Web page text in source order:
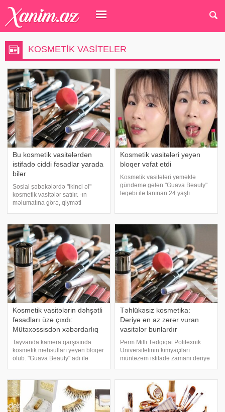
KOSMETIK VASITELER
Bu kosmetik vasitələrdən
istifadə ciddi fəsadlar yarada
bilər
Sosial şəbəkələrdə "ikinci əl"
kosmetik vasitələr satılır. -ın
məlumatına görə, qiyməti
kremlər bir qədər istifadə
edildikdən sonra ucuz qiymət
Kosmetik vasitələri yeyən
bloqer vəfat etdi
Kosmetik vasitələri yeməklə
gündəmə gələn "Guava Beauty"
ləqəbi ilə tanınan 24 yaşlı
ənlik və hətta pambıq disklərin
Kosmetik vasitələrin dəhşətli
fəsadları üzə çıxdı:
Mütəxəssisdən xəbərdarlıq
Tayvanda kamera qarşısında
kosmetik məhsulları yeyən bloqer
ölüb. "Guava Beauty" adı ilə
baxdığı videolar çəkib. O,
xüsusilə dodaq boyası və ənlik
kimi məhsullar
Təhlükəsiz kosmetika:
Dəriyə ən az zərər vuran
vasitələr bunlardır
Perm Milli Tədqiqat Politexnik
Universitetinin kimyaçıları
müntəzəm istifadə zamanı dəriyə
ediblər. -a istinadən xəbər
verir ki, bu barədə " yazıb.
Mütəxəssislə